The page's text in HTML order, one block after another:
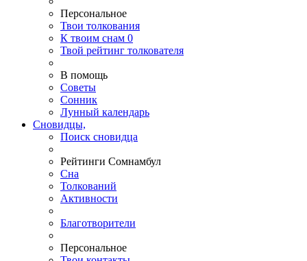
Персональное
Твои толкования
К твоим снам 0
Твой рейтинг толкователя
В помощь
Советы
Сонник
Лунный календарь
Сновидцы,
Поиск сновидца
Рейтинги Сомнамбул
Сна
Толкований
Активности
Благотворители
Персональное